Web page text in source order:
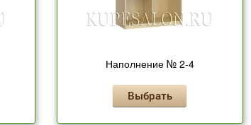
Наполнение № 2-4
Выбрать